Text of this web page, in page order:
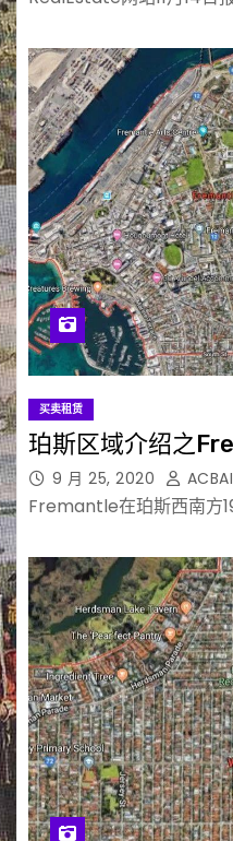
买卖租赁
珀斯区域介绍之
9 月 25, 2020
Fremantle在珀斯西南方